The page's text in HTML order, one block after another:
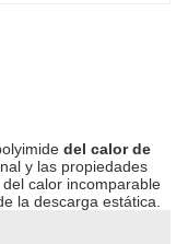
del calor de
y las propiedades
calor incomparable
la descarga estática.